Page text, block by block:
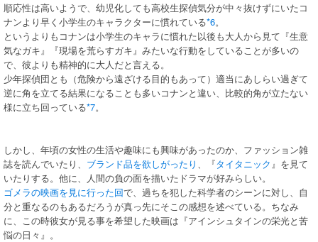
順応性は高いようで、幼児化しても高校生探偵気分が中々抜けずにいたコ
ナンより早く小学生のキャラクターに慣れている*6。
というよりもコナンは小学生のキャラに慣れた以後も大人から見て『生意
気なガキ』『現場を荒らすガキ』みたいな行動をしていることが多いの
で、彼よりも精神的に大人だと言える。
少年探偵団とも（危険から遠ざける目的もあって）適当にあしらい過ぎて
逆に角を立てる結果になることも多いコナンと違い、比較的角が立たない
様に立ち回っている*7。
しかし、年頃の女性の生活や趣味にも興味があったのか、ファッション雑
誌を読んでいたり、 ブランド品を欲しがったり 、『タイタニック』を見て
いたりする。他に、人間の負の面を描いたドラマが好みらしい。
ゴメラの映画を見に行った回で、過ちを犯した科学者のシーンに対し、自
分と重なるのもあるだろうが真っ先にそこの感想を述べている。ちなみ
に、この時彼女が見る事を希望した映画は『アインシュタインの栄光と苦
悩の日々』。